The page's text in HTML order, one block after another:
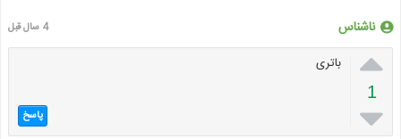
ناشناس 4 سال قبل

1

باتری
پاسخ